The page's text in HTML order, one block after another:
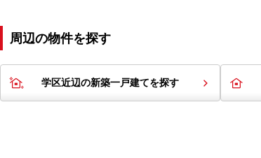
周辺の物件を探す
学区近辺の新築一戸建てを探す